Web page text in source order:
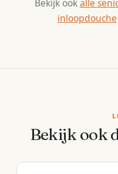
Bekijk ookalle
inloopdouche
Bekijk ook